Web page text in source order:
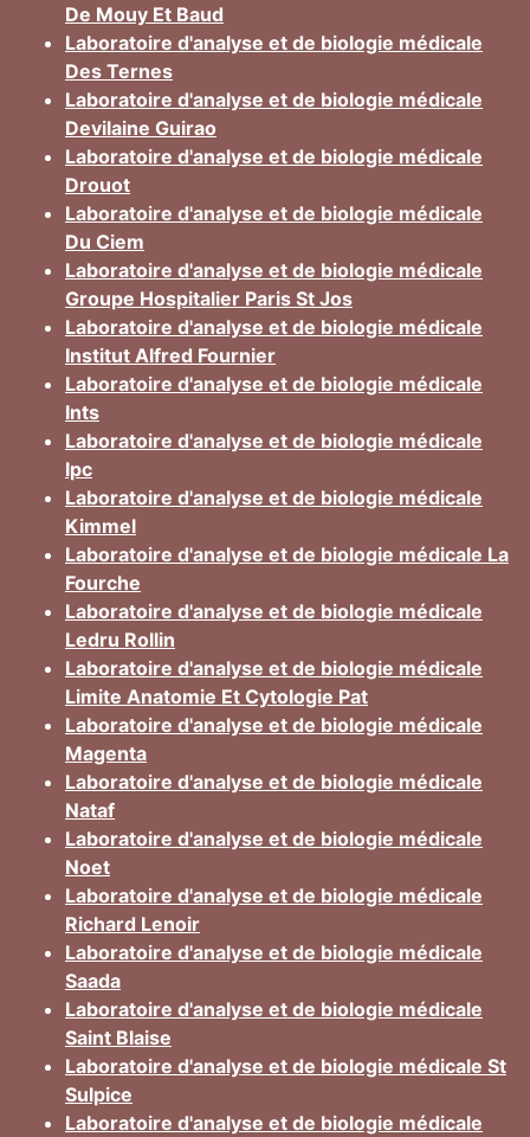
De Mouy Et Baud
Laboratoire d'analyse et de biologie médicale
Des Ternes
Laboratoire d'analyse et de biologie médicale
Devilaine Guirao
Laboratoire d'analyse et de biologie médicale
Drouot
Laboratoire d'analyse et de biologie médicale
Du Ciem
Laboratoire d'analyse et de biologie médicale
Groupe Hospitalier Paris St Jos
Laboratoire d'analyse et de biologie médicale
Institut Alfred Fournier
Laboratoire d'analyse et de biologie médicale
Ints
Laboratoire d'analyse et de biologie médicale
Ipc
Laboratoire d'analyse et de biologie médicale
Kimmel
Laboratoire d'analyse et de biologie médicale La
Fourche
Laboratoire d'analyse et de biologie médicale
Ledru Rollin
Laboratoire d'analyse et de biologie médicale
Limite Anatomie Et Cytologie Pat
Laboratoire d'analyse et de biologie médicale
Magenta
Laboratoire d'analyse et de biologie médicale
Nataf
Laboratoire d'analyse et de biologie médicale
Noet
Laboratoire d'analyse et de biologie médicale
Richard Lenoir
Laboratoire d'analyse et de biologie médicale
Saada
Laboratoire d'analyse et de biologie médicale
Saint Blaise
Laboratoire d'analyse et de biologie médicale St
Sulpice
Laboratoire d'analyse et de biologie médicale